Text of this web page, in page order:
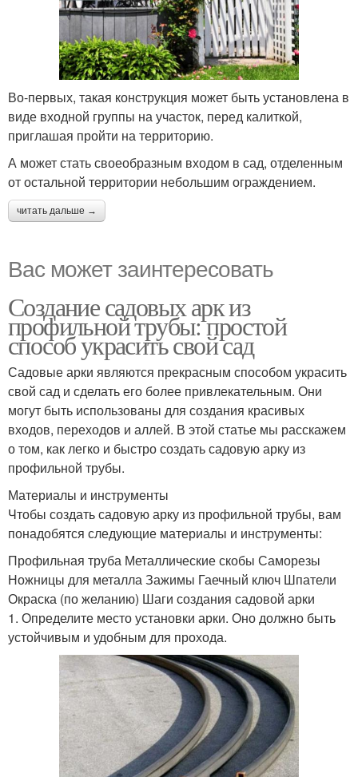
Во-первых, такая конструкция может быть установлена в
виде входной группы на участок, перед калиткой,
приглашая пройти на территорию.
А может стать своеобразным входом в сад, отделенным
от остальной территории небольшим ограждением.
читать дальше →
Вас может заинтересовать
Создание садовых арк из
профильной трубы: простой
способ украсить свой сад
Садовые арки являются прекрасным способом украсить
свой сад и сделать его более привлекательным. Они
могут быть использованы для создания красивых
входов, переходов и аллей. В этой статье мы расскажем
о том, как легко и быстро создать садовую арку из
профильной трубы.
Материалы и инструменты
Чтобы создать садовую арку из профильной трубы, вам
понадобятся следующие материалы и инструменты:
Профильная труба Металлические скобы Саморезы
Ножницы для металла Зажимы Гаечный ключ Шпатели
Окраска (по желанию) Шаги создания садовой арки
1. Определите место установки арки. Оно должно быть
устойчивым и удобным для прохода.